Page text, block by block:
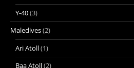
Y-40(3)
Maledives(2)
Ari Atoll(1)
Baa Atoll(2)